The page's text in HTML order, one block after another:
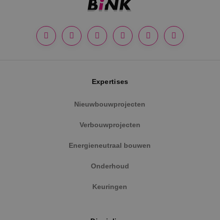
Expertises
Nieuwbouwprojecten
Verbouwprojecten
Energieneutraal bouwen
Onderhoud
Keuringen
VISITOR_PRIVACY_METADATA